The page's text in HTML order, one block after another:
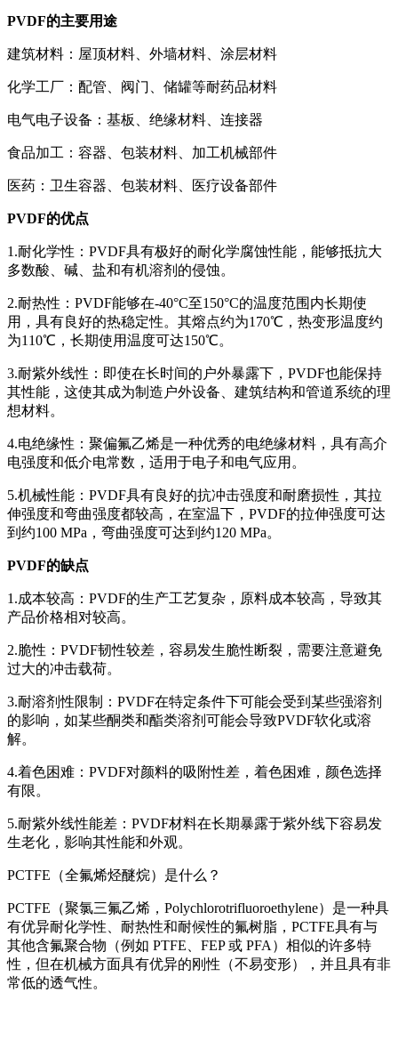
PVDF的主要用途
建筑材料：屋顶材料、外墙材料、涂层材料
化学工厂：配管、阀门、储罐等耐药品材料
电气电子设备：基板、绝缘材料、连接器
食品加工：容器、包装材料、加工机械部件
医药：卫生容器、包装材料、医疗设备部件
PVDF的优点
1.耐化学性：PVDF具有极好的耐化学腐蚀性能，能够抵抗大
多数酸、碱、盐和有机溶剂的侵蚀。
2.耐热性：PVDF能够在-40°C至150°C的温度范围内长期使
用，具有良好的热稳定性。其熔点约为170℃，热变形温度约
为110℃，长期使用温度可达150℃。
3.耐紫外线性：即使在长时间的户外暴露下，PVDF也能保持
其性能，这使其成为制造户外设备、建筑结构和管道系统的理
想材料。
4.电绝缘性：聚偏氟乙烯是一种优秀的电绝缘材料，具有高介
电强度和低介电常数，适用于电子和电气应用。
5.机械性能：PVDF具有良好的抗冲击强度和耐磨损性，其拉
伸强度和弯曲强度都较高，在室温下，PVDF的拉伸强度可达
到约100 MPa，弯曲强度可达到约120 MPa。
PVDF的缺点
1.成本较高：PVDF的生产工艺复杂，原料成本较高，导致其
产品价格相对较高。
2.脆性：PVDF韧性较差，容易发生脆性断裂，需要注意避免
过大的冲击载荷。
3.耐溶剂性限制：PVDF在特定条件下可能会受到某些强溶剂
的影响，如某些酮类和酯类溶剂可能会导致PVDF软化或溶
解。
4.着色困难：PVDF对颜料的吸附性差，着色困难，颜色选择
有限。
5.耐紫外线性能差：PVDF材料在长期暴露于紫外线下容易发
生老化，影响其性能和外观。
PCTFE（全氟烯烃醚烷）是什么？
PCTFE（聚氯三氟乙烯，Polychlorotrifluoroethylene）是一种具
有优异耐化学性、耐热性和耐候性的氟树脂，PCTFE具有与
其他含氟聚合物（例如 PTFE、FEP 或 PFA）相似的许多特
性，但在机械方面具有优异的刚性（不易变形），并且具有非
常低的透气性。